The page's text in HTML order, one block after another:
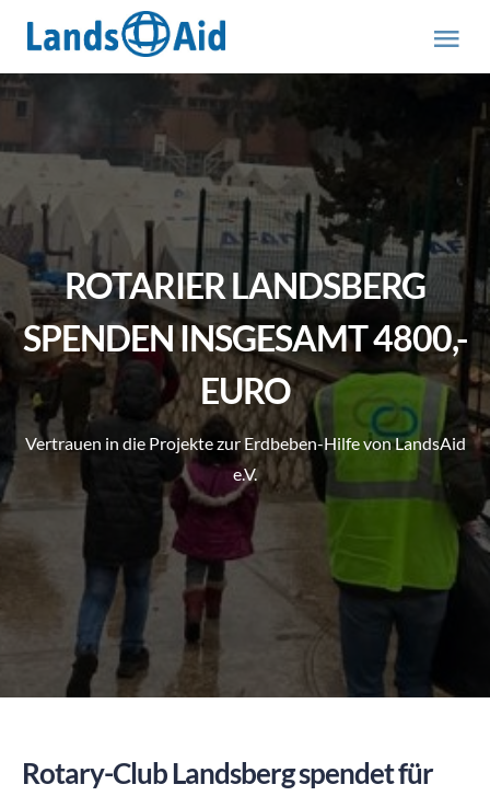
Inhalt
springen
ÜBER UNS
ABOUT US (engl.)
AKTUELLES
SPENDEN
ROTARIER LANDSBERG
SPENDEN INSGESAMT 4800,-
EURO
Vertrauen in die Projekte zur Erdbeben-Hilfe von LandsAid
e.V.
Rotary-Club Landsberg spendet für